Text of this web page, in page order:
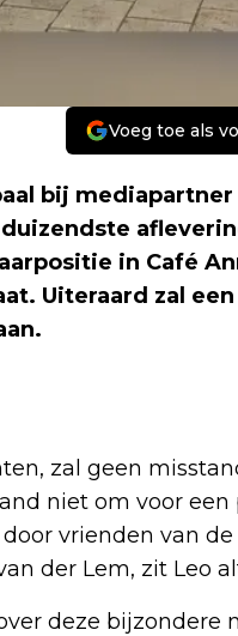
Voeg toe als
bij
in Café
Uiteraard zal
zal geen
niet om voor
vrienden van
der Lem, zit Leo
deze bijzondere